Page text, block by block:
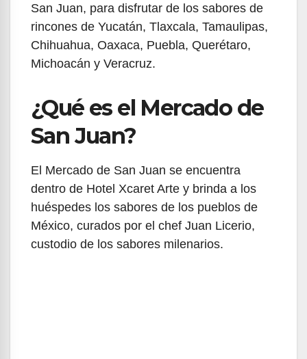
San Juan, para disfrutar de los sabores de
rincones de Yucatán, Tlaxcala, Tamaulipas,
Chihuahua, Oaxaca, Puebla, Querétaro,
Michoacán y Veracruz.
¿Qué es el Mercado de
San Juan?
El Mercado de San Juan se encuentra
dentro de Hotel Xcaret Arte y brinda a los
huéspedes los sabores de los pueblos de
México, curados por el chef Juan Licerio,
custodio de los sabores milenarios.